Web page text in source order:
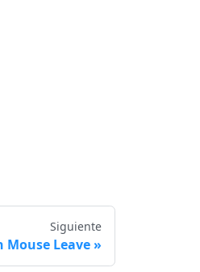
Siguiente
Mouse Leave